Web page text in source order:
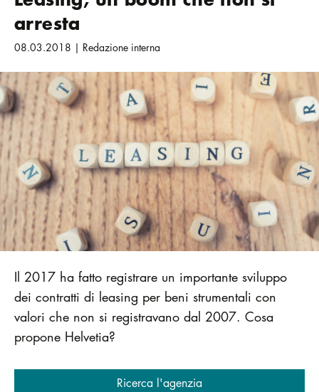
arresta
08.03.2018 | Redazione interna
Il 2017 ha fatto registrare un importante sviluppo
dei contratti di leasing per beni strumentali con
valori che non si registravano dal 2007. Cosa
propone Helvetia?
Ricerca l'agenzia